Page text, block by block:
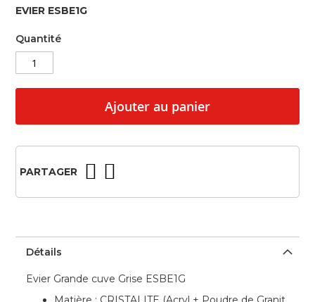
beginning
the
images
gallery
EVIER ESBE1G
Quantité
Ajouter au panier
PARTAGER
Détails
Evier Grande cuve Grise ESBE1G